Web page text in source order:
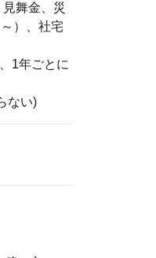
舞金、災
）、社宅
1年ごとに
ない)